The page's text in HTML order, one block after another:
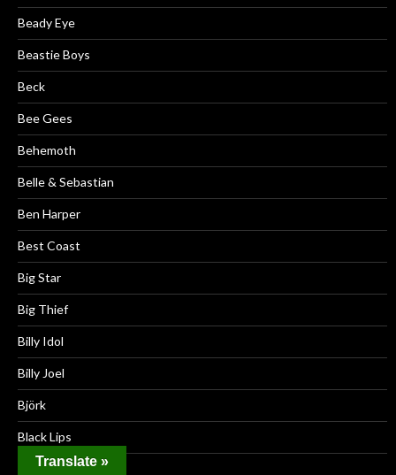
Beady Eye
Beastie Boys
Beck
Bee Gees
Behemoth
Belle & Sebastian
Ben Harper
Best Coast
Big Star
Big Thief
Billy Idol
Billy Joel
Björk
Black Lips
Black Mountain
Translate »